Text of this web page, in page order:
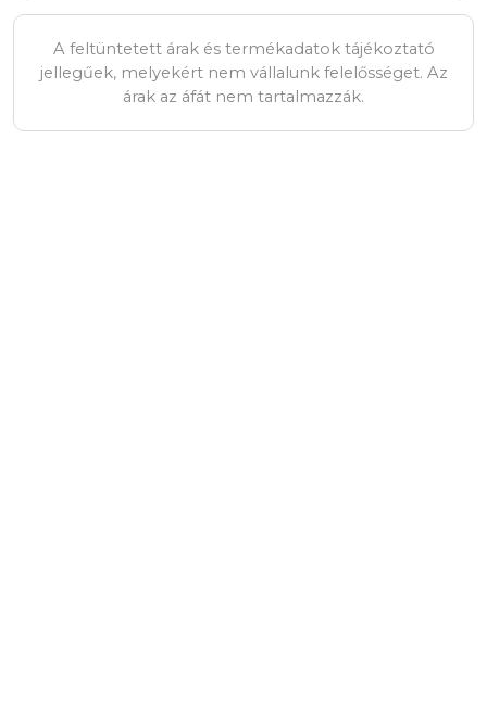
A feltüntetett árak és termékadatok tájékoztató
jellegűek, melyekért nem vállalunk felelősséget. Az
árak az áfát nem tartalmazzák.